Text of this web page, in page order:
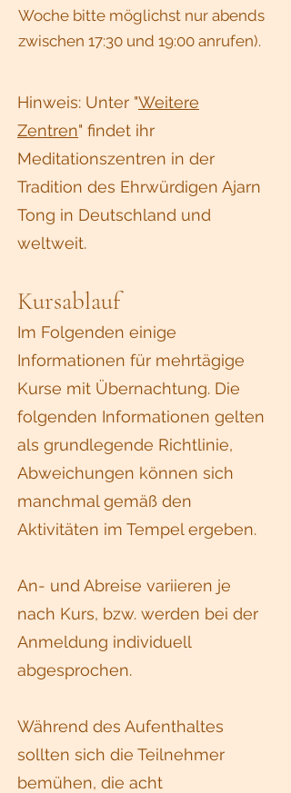
Woche bitte möglichst nur abends
zwischen 17:30 und 19:00 anrufen).
Hinweis: Unter "Weitere
Zentren" findet ihr
Meditationszentren in der
Tradition des Ehrwürdigen Ajarn
Tong in Deutschland und
weltweit.
Kursablauf
Im Folgenden einige
Informationen für mehrtägige
Kurse mit Übernachtung. Die
folgenden Informationen gelten
als grundlegende Richtlinie,
Abweichungen können sich
manchmal gemäß den
Aktivitäten im Tempel ergeben.
An- und Abreise variieren je
nach Kurs, bzw. werden bei der
Anmeldung individuell
abgesprochen.
Während des Aufenthaltes
sollten sich die Teilnehmer
bemühen, die acht